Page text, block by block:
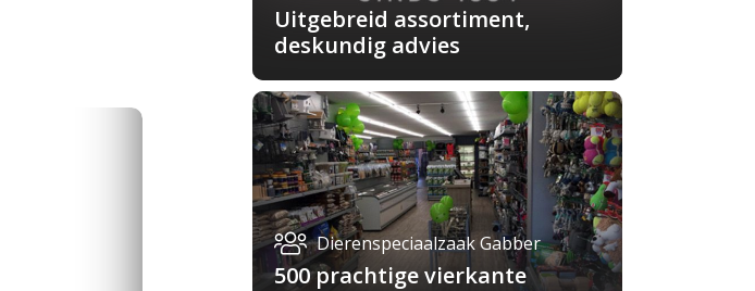
Uitgebreid assortiment,
deskundig advies
Dierenspeciaalzaak Gabber
500 prachtige vierkante